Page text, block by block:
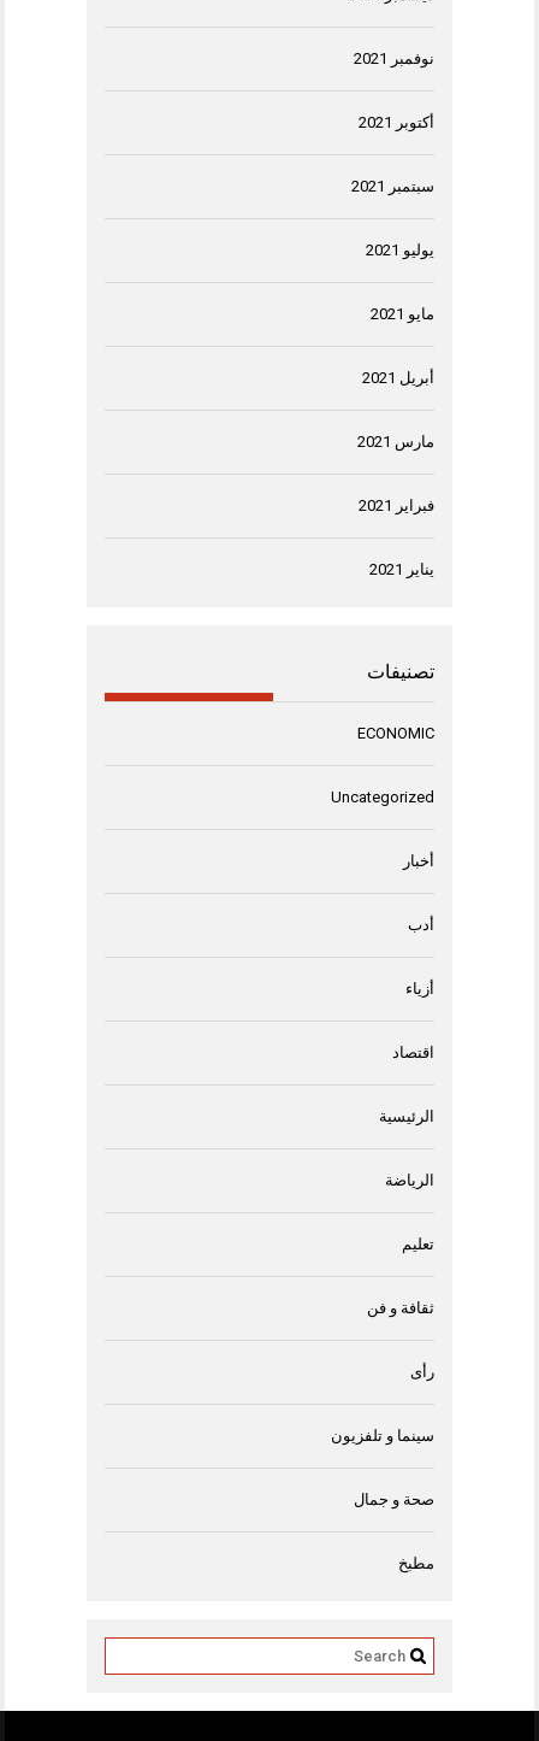
نوفمبر 2021
أكتوبر 2021
سبتمبر 2021
يوليو 2021
مايو 2021
أبريل 2021
مارس 2021
فبراير 2021
يناير 2021
تصنيفات
ECONOMIC
Uncategorized
أخبار
أدب
أزياء
اقتصاد
الرئيسية
الرياضة
تعليم
ثقافة و فن
رأى
سينما و تلفزيون
صحة و جمال
مطبخ